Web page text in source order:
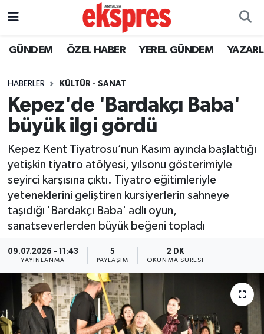
GÜNDEM ÖZEL HABER YEREL GÜNDEM
HABERLER KÜLTÜR - SANAT
Kepez'de 'Bardakçı Baba'
büyük ilgi gördü
Kepez Kent Tiyatrosu’nun Kasım ayında başlattığı
yetişkin tiyatro atölyesi, yılsonu gösterimiyle
seyirci karşısına çıktı. Tiyatro eğitimleriyle
yeteneklerini geliştiren kursiyerlerin sahneye
taşıdığı 'Bardakçı Baba' adlı oyun,
sanatseverlerden büyük beğeni topladı
09.07.2026 - 11:43
YAYINLANMA
5
PAYLAŞIM
2 DK
OKUNMA SÜRESI
ÖZEL HABER
YEREL GÜNDEM
EKONOMİ
KÜLTÜR - SANAT
SPOR
SİYASET
SAĞLIK
DÜNYA
EĞİTİM
Nöbetçi Eczaneler
Trafik Durumu
Süper Lig Puan Durumu ve Fikstür
Tüm Manşetler
Son Dakika Haberleri
Haber Arşivi